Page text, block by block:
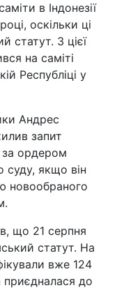
в Індонезії
оскільки ці
статут. З цієї
на саміті
Республіці у
Андрес
запит
ордером
суду, якщо він
новообраного
що 21 серпня
статут. На
вже 124
приєдналася до